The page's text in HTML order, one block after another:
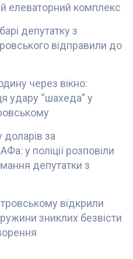
елеваторний комплекс
депутатку з
відправили до
через вікно:
удару “шахеда” у
доларів за
у поліції розповіли
депутатки з
відкрили
зниклих безвісти